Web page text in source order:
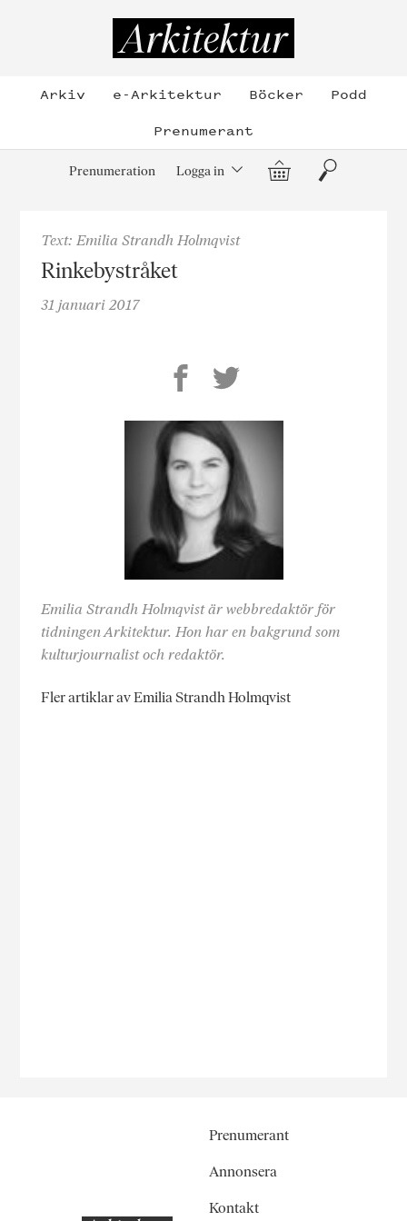
Arkiv e-Arkitektur Böcker
Podd
Prenumerant
Prenumeration Logga in Varukorg
Sök
Text: Emilia Strandh Holmqvist
Rinkebystråket
31 januari 2017
Emilia Strandh Holmqvist är webbredaktör för
tidningen Arkitektur. Hon har en bakgrund som
kulturjournalist och redaktör.
Fler artiklar av Emilia Strandh Holmqvist
Prenumerant
Annonsera
Kontakt